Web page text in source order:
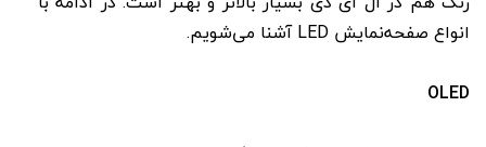
انواع صفحه‌نمایش LED آشنا می‌شویم.
OLED